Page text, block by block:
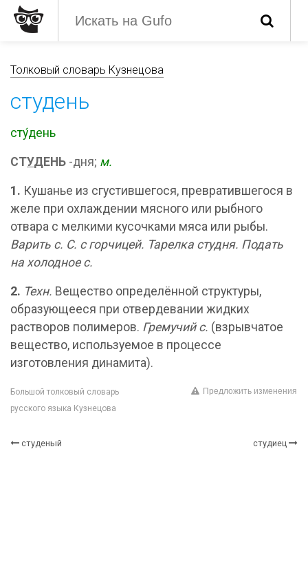
Толковый словарь Кузнецова
студень
сту́день
СТУДЕНЬ -дня; м.
1. Кушанье из сгустившегося, превратившегося в
желе при охлаждении мясного или рыбного
отвара с мелкими кусочками мяса или рыбы.
Варить с. С. с горчицей. Тарелка студня. Подать
на холодное с.
2. Техн. Вещество определённой структуры,
образующееся при отвердевании жидких
растворов полимеров. Гремучий с. (взрывчатое
вещество, используемое в процессе
изготовления динамита).
Большой толковый словарь
русского языка Кузнецова
Предложить изменения
студеный студиец